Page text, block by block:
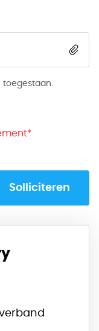
toegestaan.
*
Solliciteren